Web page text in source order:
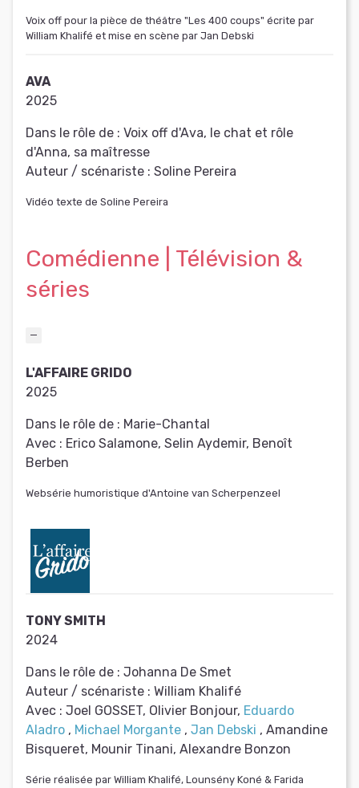
Voix off pour la pièce de théâtre "Les 400 coups" écrite par
William Khalifé et mise en scène par Jan Debski
AVA
2025
Dans le rôle de : Voix off d'Ava, le chat et rôle
d'Anna, sa maîtresse
Auteur / scénariste : Soline Pereira
Vidéo texte de Soline Pereira
Comédienne | Télévision &
séries
L'AFFAIRE GRIDO
2025
Dans le rôle de : Marie-Chantal
Avec : Erico Salamone, Selin Aydemir, Benoît
Berben
Websérie humoristique d'Antoine van Scherpenzeel
TONY SMITH
2024
Dans le rôle de : Johanna De Smet
Auteur / scénariste : William Khalifé
Avec : Joel GOSSET, Olivier Bonjour, Eduardo
Aladro , Michael Morgante , Jan Debski , Amandine
Bisqueret, Mounir Tinani, Alexandre Bonzon
Série réalisée par William Khalifé, Lounsény Koné & Farida